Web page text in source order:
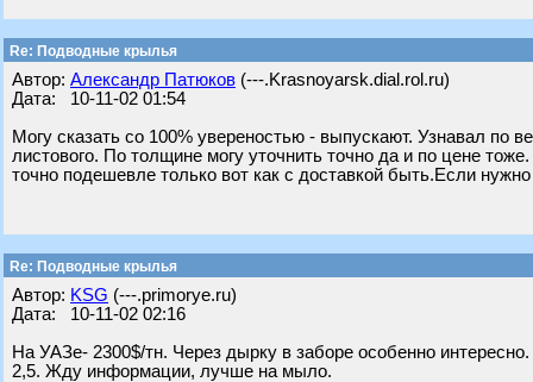
Re: Подводные крылья
Автор: Александр Патюков (---.Krasnoyarsk.dial.rol.ru)
Дата: 10-11-02 01:54
Могу сказать со 100% увереностью - выпускают. Узнавал по
листового. По толщине могу уточнить точно да и по цене
точно подешевле только вот как с доставкой быть.Если
Re: Подводные крылья
Автор: KSG (---.primorye.ru)
Дата: 10-11-02 02:16
На УАЗе- 2300$/тн. Через дырку в заборе особенно
2,5. Жду информации, лучше на мыло.